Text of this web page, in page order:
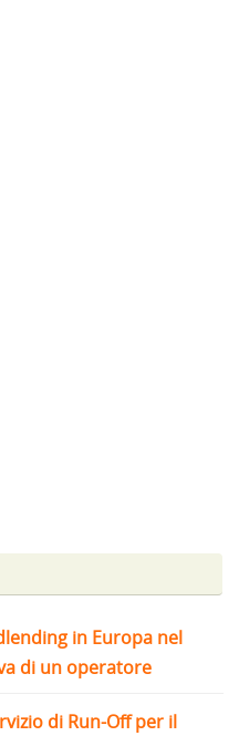
in Europa nel
di un operatore
di Run-Off per il